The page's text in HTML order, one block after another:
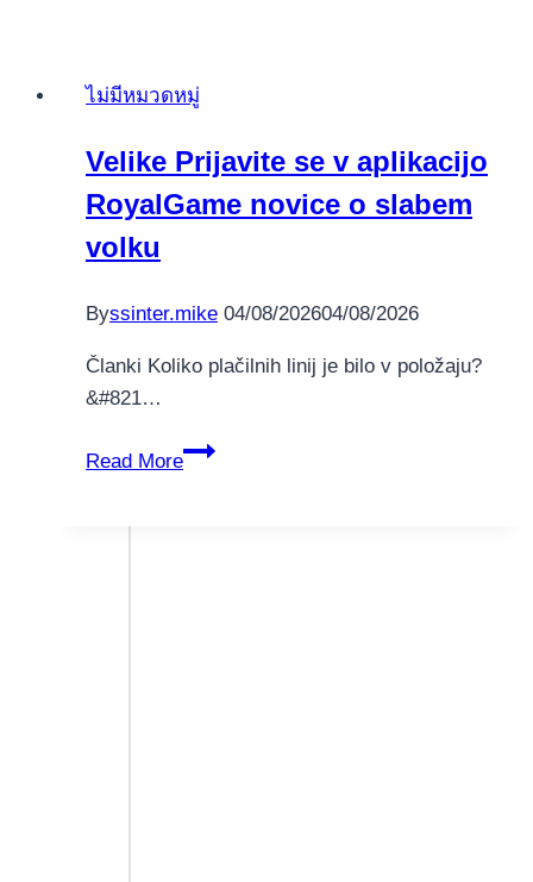
im
ebendiese
Können
Spiels
mit
zu
ไม่มีหมวดหมู่
Velike Prijavite se v aplikacijo
RoyalGame novice o slabem
volku
Byssinter.mike 04/08/202604/08/2026
Članki Koliko plačilnih linij je bilo v položaju?
&#821…
Read More
Velike